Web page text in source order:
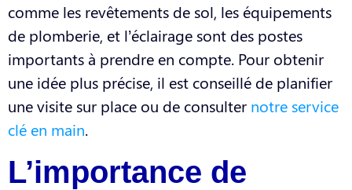
comme les revêtements de sol, les équipements
de plomberie, et l’éclairage sont des postes
importants à prendre en compte. Pour obtenir
une idée plus précise, il est conseillé de planifier
une visite sur place ou de consulter notre service
clé en main.
L’importance de